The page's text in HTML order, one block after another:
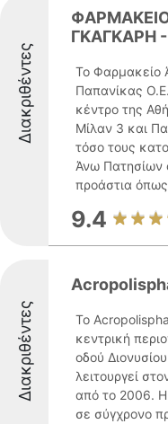
Διακριθέντες
ΓΚΑΓΚΑΡΗ
Το Φαρμακείο
Παπανίκας
κέντρο της
Μίλαν 3 και
τόσο τους
Άνω Πατησίων
προάστια
9.4
Διακριθέντες
Το
κεντρική
οδού
λειτουργεί
από το 2006. Η
σε σύγχρονο